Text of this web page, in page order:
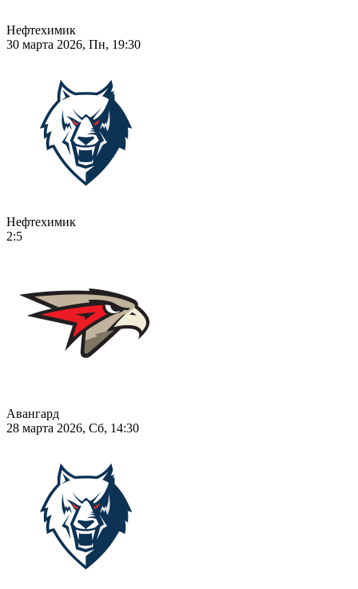
Нефтехимик
30 марта 2026, Пн, 19:30
Нефтехимик
2:5
Авангард
28 марта 2026, Сб, 14:30